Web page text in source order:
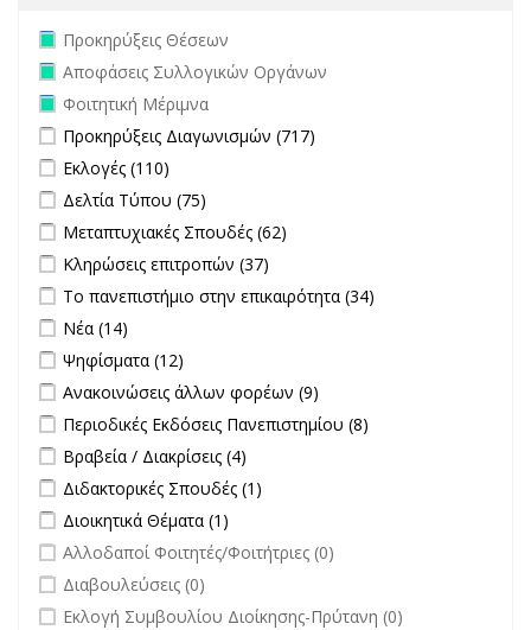
Remove Προκηρύξεις Θέσεων filter
Προκηρύξεις Θέσεων
Remove Αποφάσεις Συλλογικών Οργάνων filter
Αποφάσεις Συλλογικών Οργάνων
Remove Φοιτητική Μέριμνα filter
Φοιτητική Μέριμνα
Apply Προκηρύξεις Διαγωνισμών filter
Προκηρύξεις Διαγωνισμών (717)
Apply Εκλογές filter
Εκλογές (110)
Apply Δελτία Τύπου filter
Δελτία Τύπου (75)
Apply Μεταπτυχιακές Σπουδές filter
Μεταπτυχιακές Σπουδές (62)
Apply Κληρώσεις επιτροπών filter
Κληρώσεις επιτροπών (37)
Apply Το πανεπιστήμιο στην επικαιρότητα filter
Το πανεπιστήμιο στην επικαιρότητα (34)
Apply Νέα filter
Νέα (14)
Apply Ψηφίσματα filter
Ψηφίσματα (12)
Apply Ανακοινώσεις άλλων φορέων filter
Ανακοινώσεις άλλων φορέων (9)
Apply Περιοδικές Εκδόσεις Πανεπιστημίου filter
Περιοδικές Εκδόσεις Πανεπιστημίου (8)
Apply Βραβεία / Διακρίσεις filter
Βραβεία / Διακρίσεις (4)
Apply Διδακτορικές Σπουδές filter
Διδακτορικές Σπουδές (1)
Apply Διοικητικά Θέματα filter
Διοικητικά Θέματα (1)
undefined
Αλλοδαποί Φοιτητές/Φοιτήτριες (0)
undefined
Διαβουλεύσεις (0)
undefined
Εκλογή Συμβουλίου Διοίκησης-Πρύτανη (0)